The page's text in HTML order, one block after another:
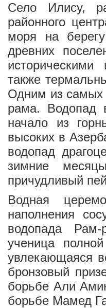
Село Илису,
районного
моря на
древних
также
Одним из самых
рама. Водопад
начало из
высоких в
водопад
зимние
причудливый
Водная
наполнения
водопада
ученица
увлекающаяся
бронзовый
борьбе Али
борьбе Мамед